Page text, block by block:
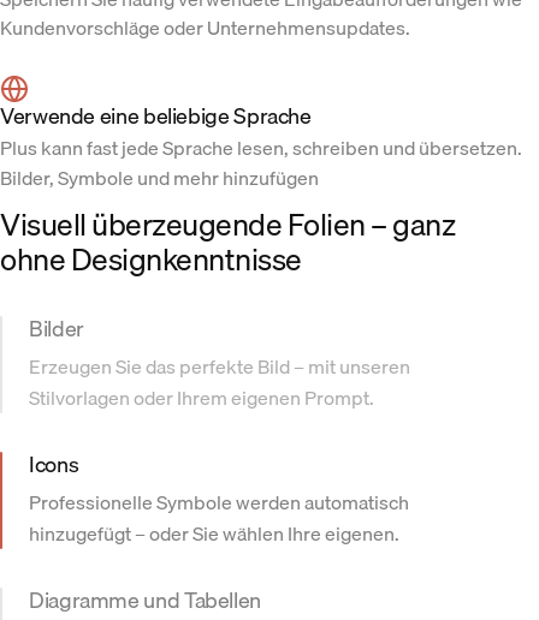
Kundenvorschläge oder Unternehmensupdates.
Verwende eine beliebige Sprache
Plus kann fast jede Sprache lesen, schreiben und übersetzen.
Bilder, Symbole und mehr hinzufügen
Visuell überzeugende Folien – ganz
ohne Designkenntnisse
Bilder
Erzeugen Sie das perfekte Bild – mit unseren
Stilvorlagen oder Ihrem eigenen Prompt.
Icons
Professionelle Symbole werden automatisch
hinzugefügt – oder Sie wählen Ihre eigenen.
Diagramme und Tabellen